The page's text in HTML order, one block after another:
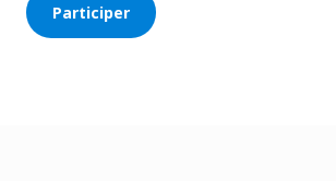
Participer